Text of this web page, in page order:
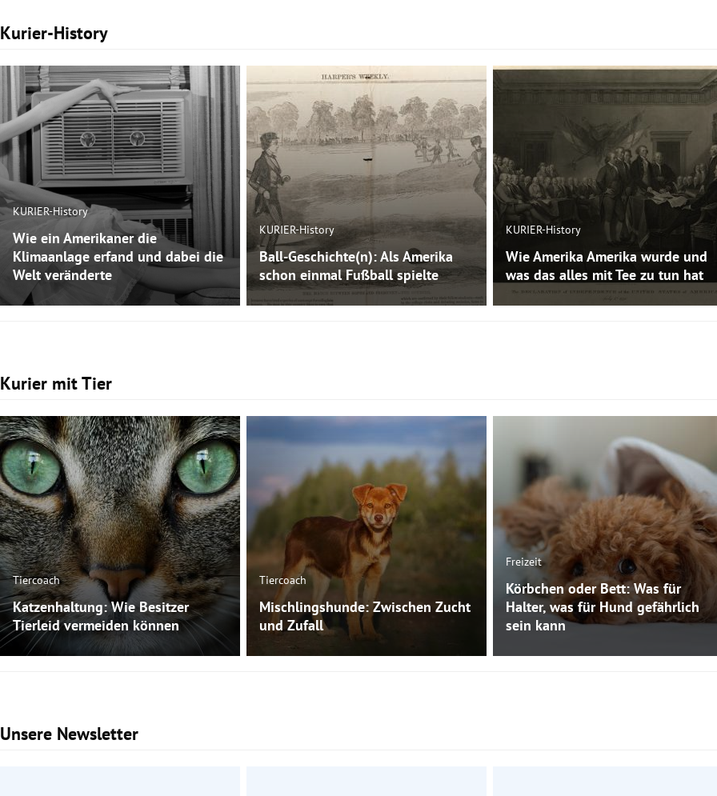
Kurier-History
Slide 1 von 3
KURIER-History
Wie ein Amerikaner die
Klimaanlage erfand und dabei die
Welt veränderte
KURIER-History
Ball-Geschichte(n): Als Amerika
schon einmal Fußball spielte
KURIER-History
Wie Amerika Amerika wurde und
was das alles mit Tee zu tun hat
Kurier mit Tier
Slide 1 von 3
Tiercoach
Katzenhaltung: Wie Besitzer
Tierleid vermeiden können
Tiercoach
Mischlingshunde: Zwischen Zucht
und Zufall
Freizeit
Körbchen oder Bett: Was für
Halter, was für Hund gefährlich
sein kann
Unsere Newsletter
Slide 1 von 3